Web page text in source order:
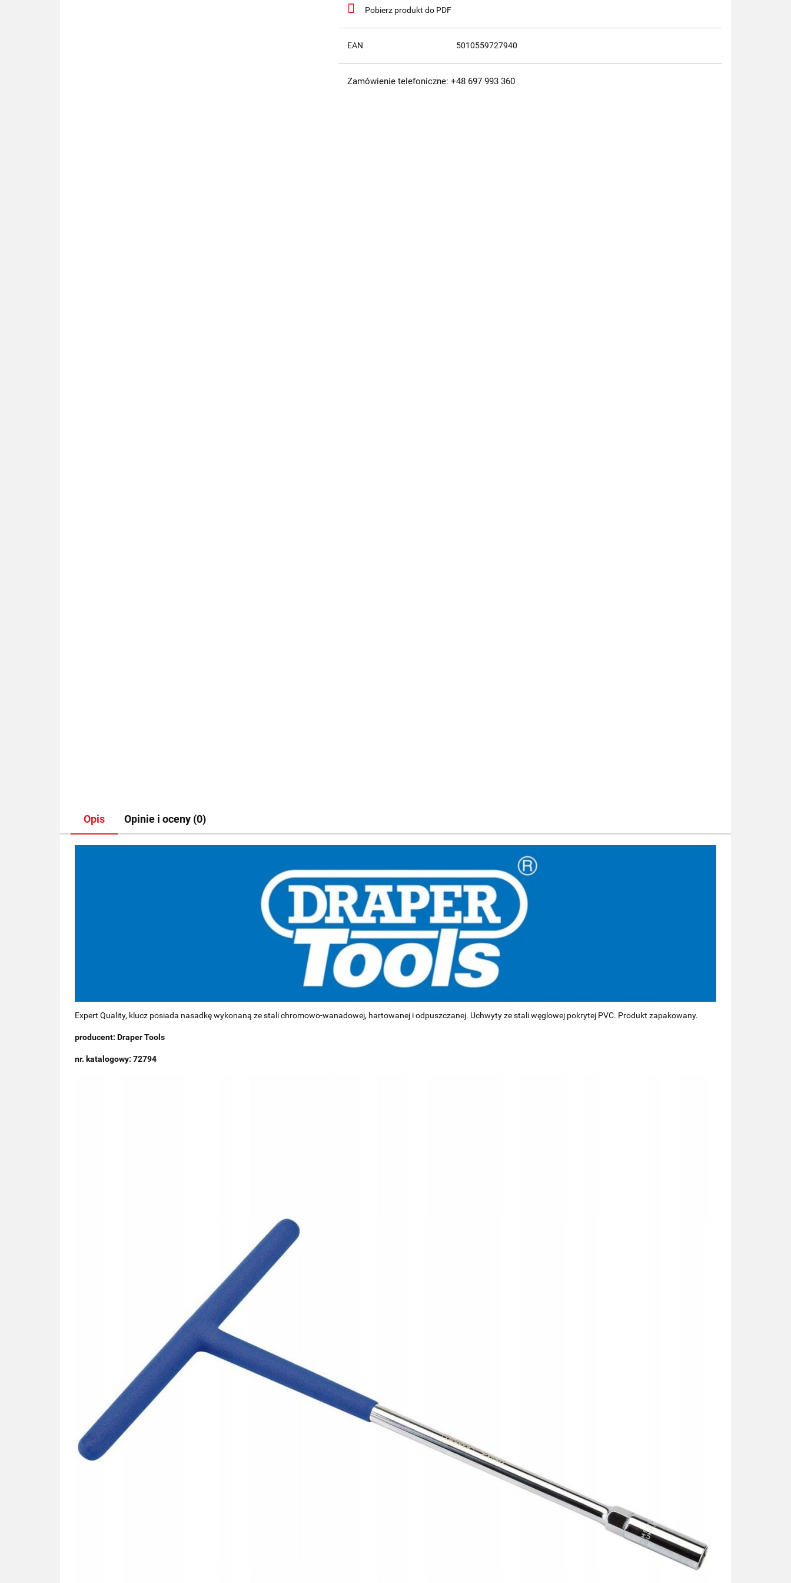
Pobierz produkt do PDF
EAN 5010559727940
Zamówienie telefoniczne: +48 697 993 360
Opis Opinie i oceny (0)
Expert Quality, klucz posiada nasadkę wykonaną ze stali chromowo-wanadowej, hartowanej i odpuszczanej. Uchwyty ze stali węglowej pokrytej PVC. Produkt zapakowany.
producent: Draper Tools
nr. katalogowy: 72794